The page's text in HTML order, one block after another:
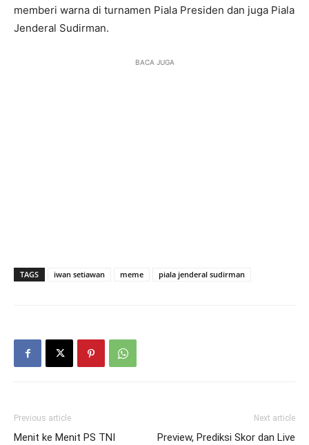
memberi warna di turnamen Piala Presiden dan juga Piala
Jenderal Sudirman.
BACA JUGA
TAGS iwan setiawan meme piala jenderal sudirman
Previous article
Menit ke Menit PS TNI
Next article
Preview, Prediksi Skor dan Live